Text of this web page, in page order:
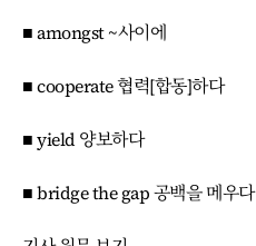
■ amongst ~사이에
■ cooperate 협력[합동]하다
■ yield 양보하다
■ bridge the gap 공백을 메우다